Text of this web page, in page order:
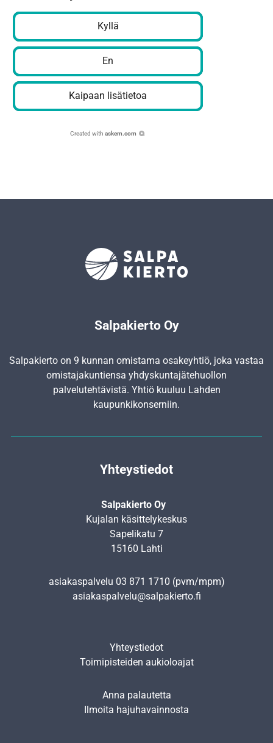
Kyllä
En
Kaipaan lisätietoa
Created with askem.com
Salpakierto Oy
Salpakierto on 9 kunnan omistama osakeyhtiö, joka vastaa
omistajakuntiensa yhdyskunta­jätehuollon
palvelutehtävistä. Yhtiö kuuluu Lahden
kaupunkikonserniin.
Yhteystiedot
Salpakierto Oy
Kujalan käsittelykeskus
Sapelikatu 7
15160 Lahti
asiakaspalvelu 03 871 1710 (pvm/mpm)
asiakaspalvelu@salpakierto.fi
Yhteystiedot
Toimipisteiden aukioloajat
Anna palautetta
Ilmoita hajuhavainnosta